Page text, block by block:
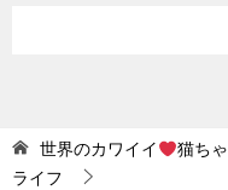
世界のカワイイ 猫ち
ライフ